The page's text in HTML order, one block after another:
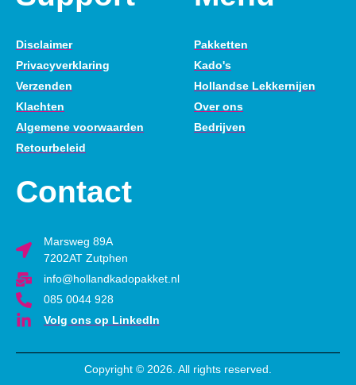
Disclaimer
Privacyverklaring
Verzenden
Klachten
Algemene voorwaarden
Retourbeleid
Pakketten
Kado's
Hollandse Lekkernijen
Over ons
Bedrijven
Contact
Marsweg 89A
7202AT Zutphen
info@hollandkadopakket.nl
085 0044 928
Volg ons op LinkedIn
Copyright © 2026. All rights reserved.